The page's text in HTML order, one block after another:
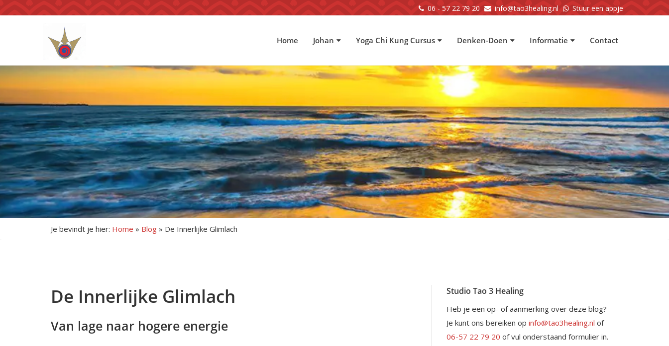
06 - 57 22 79 20 info@tao3healing.nl Stuur een appje
Home Johan Yoga Chi Kung Cursus Denken-Doen Informatie Contact
Je bevindt je hier: Home » Blog » De Innerlijke Glimlach
De Innerlijke Glimlach
Van lage naar hogere energie
Studio Tao 3 Healing
Heb je een op- of aanmerking over deze blog?
Je kunt ons bereiken op info@tao3healing.nl of
06-57 22 79 20 of vul onderstaand formulier in.